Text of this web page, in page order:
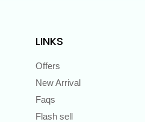
LINKS
Offers
New Arrival
Faqs
Flash sell